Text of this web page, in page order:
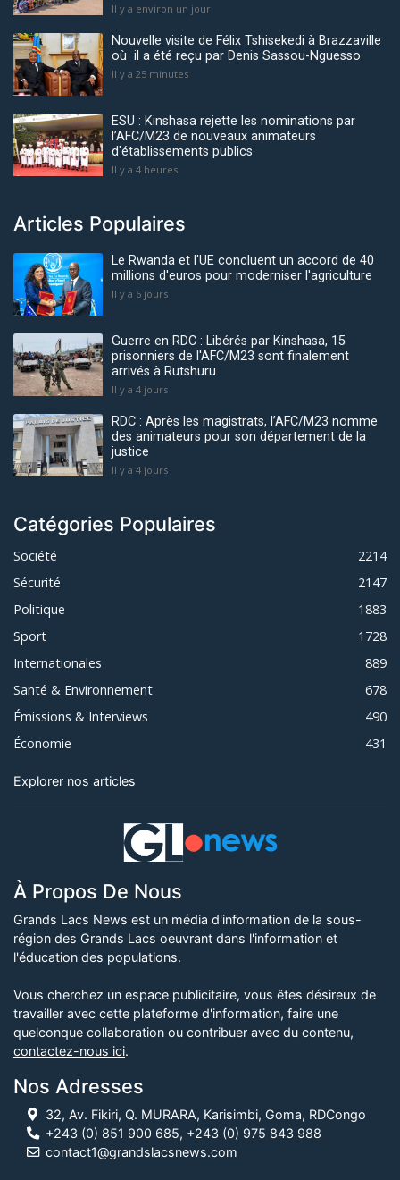
Il y a environ un jour
Nouvelle visite de Félix Tshisekedi à Brazzaville
où il a été reçu par Denis Sassou-Nguesso
Il y a 25 minutes
ESU : Kinshasa rejette les nominations par
l’AFC/M23 de nouveaux animateurs
d'établissements publics
Il y a 4 heures
Articles Populaires
Le Rwanda et l'UE concluent un accord de 40
millions d'euros pour moderniser l'agriculture
Il y a 6 jours
Guerre en RDC : Libérés par Kinshasa, 15
prisonniers de l'AFC/M23 sont finalement
arrivés à Rutshuru
Il y a 4 jours
RDC : Après les magistrats, l’AFC/M23 nomme
des animateurs pour son département de la
justice
Il y a 4 jours
Catégories Populaires
Société
2214
Sécurité
2147
Politique
1883
Sport
1728
Internationales
889
Santé & Environnement
678
Émissions & Interviews
490
Économie
431
Explorer nos articles
À Propos De Nous
Grands Lacs News est un média d'information de la sous-
région des Grands Lacs oeuvrant dans l'information et
l'éducation des populations.
Vous cherchez un espace publicitaire, vous êtes désireux de
travailler avec cette plateforme d'information, faire une
quelconque collaboration ou contribuer avec du contenu,
contactez-nous ici.
Nos Adresses
32, Av. Fikiri, Q. MURARA, Karisimbi, Goma, RDCongo
+243 (0) 851 900 685, +243 (0) 975 843 988
contact1@grandslacsnews.com